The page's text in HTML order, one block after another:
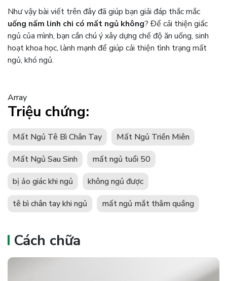
Như vậy bài viết trên đây đã giúp bạn giải đáp thắc mắc
uống nấm linh chi có mất ngủ không? Để cải thiện giấc
ngủ của mình, bạn cần chú ý xây dựng chế độ ăn uống, sinh
hoạt khoa học, lành mạnh để giúp cải thiện tình trạng mất
ngủ, khó ngủ.
Array
Triệu chứng:
Mất Ngủ Tê Bì Chân Tay
Mất Ngủ Triền Miên
Mất Ngủ Sau Sinh
mất ngủ tuổi 50
bị ảo giác khi ngủ
không ngủ được
tê bì chân tay khi ngủ
mất ngủ mắt thâm quầng
Cách chữa